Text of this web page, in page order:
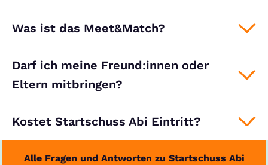
Was ist das Meet&Match?
Darf ich meine Freund:innen oder
Eltern mitbringen?
Kostet Startschuss Abi Eintritt?
Alle Fragen und Antworten zu Startschuss Abi